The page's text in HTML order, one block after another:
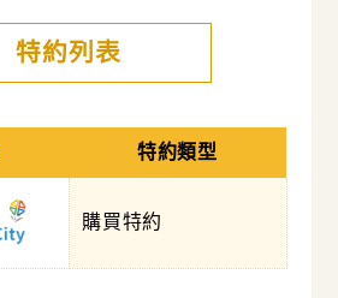
特約列表
特約類型
購買特約